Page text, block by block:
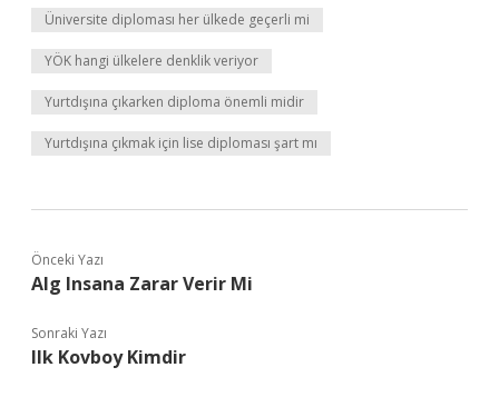
Üniversite diploması her ülkede geçerli mi
YÖK hangi ülkelere denklik veriyor
Yurtdışına çıkarken diploma önemli midir
Yurtdışına çıkmak için lise diploması şart mı
Önceki Yazı
Alg Insana Zarar Verir Mi
Sonraki Yazı
Ilk Kovboy Kimdir